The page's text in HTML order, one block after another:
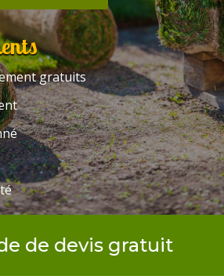
gratuits
de devis gratuit